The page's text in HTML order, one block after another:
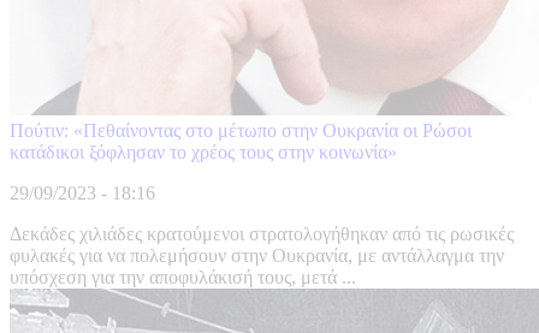
Πούτιν: «Πεθαίνοντας στο μέτωπο στην Ουκρανία οι Ρώσοι
κατάδικοι ξόφλησαν το χρέος τους στην κοινωνία»
29/09/2023 - 18:16
Δεκάδες χιλιάδες κρατούμενοι στρατολογήθηκαν από τις ρωσικές
φυλακές για να πολεμήσουν στην Ουκρανία, με αντάλλαγμα την
υπόσχεση για την αποφυλάκισή τους, μετά ...